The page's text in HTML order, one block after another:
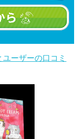
ーザーの口コミ